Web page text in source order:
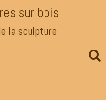
sur bois
la sculpture